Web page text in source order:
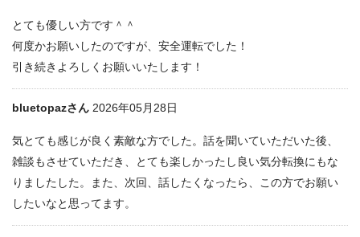
とても優しい方です＾＾
何度かお願いしたのですが、安全運転でした！
引き続きよろしくお願いいたします！
bluetopazさん 2026年05月28日
気とても感じが良く素敵な方でした。話を聞いていただいた後、
雑談もさせていただき、とても楽しかったし良い気分転換にもな
りましたした。また、次回、話したくなったら、この方でお願い
したいなと思ってます。